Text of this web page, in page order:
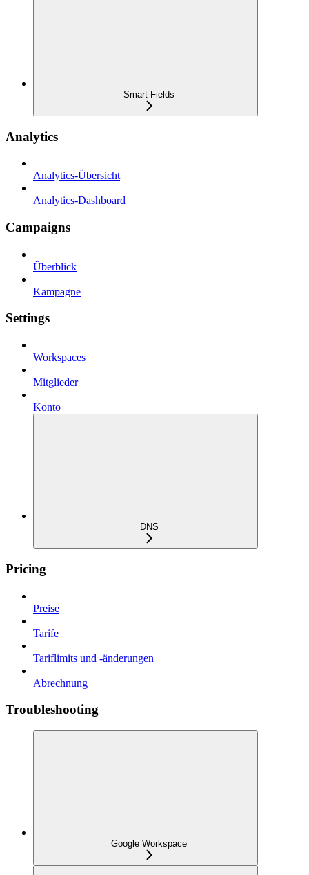
Smart Fields
Analytics
Analytics-Übersicht
Analytics-Dashboard
Campaigns
Überblick
Kampagne
Settings
Workspaces
Mitglieder
Konto
DNS
Pricing
Preise
Tarife
Tariflimits und -änderungen
Abrechnung
Troubleshooting
Google Workspace